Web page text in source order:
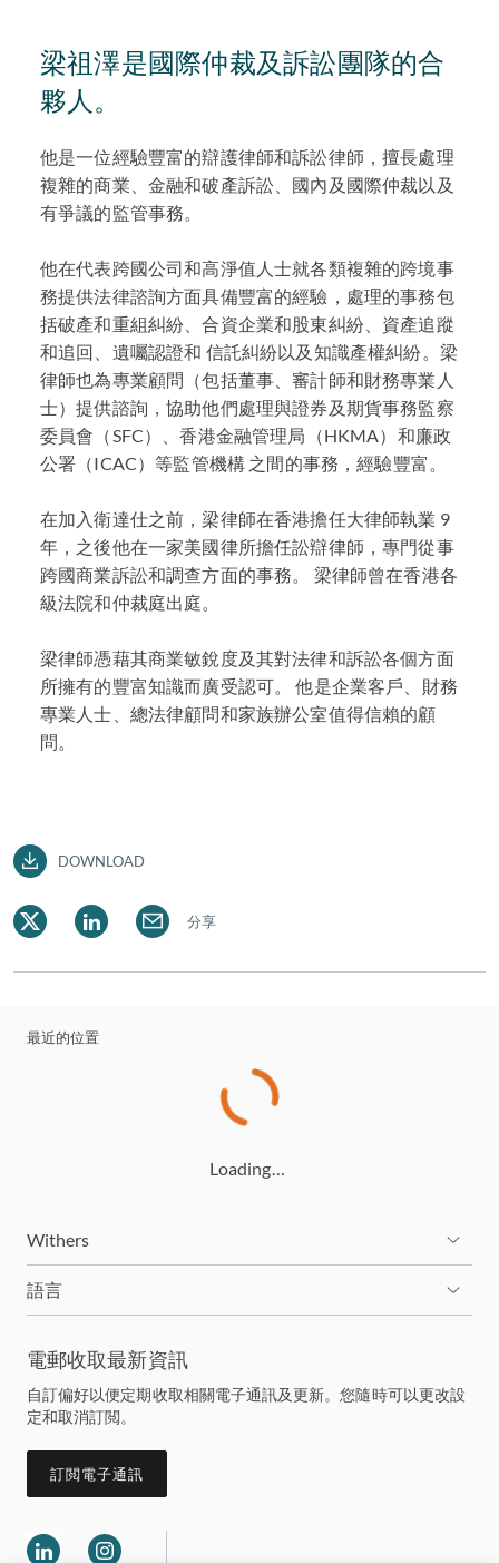
梁祖澤是國際仲裁及訴訟團隊的合
夥人。
他是一位經驗豐富的辯護律師和訴訟律師，擅長處理
複雜的商業、金融和破產訴訟、國內及國際仲裁以及
有爭議的監管事務。
他在代表跨國公司和高淨值人士就各類複雜的跨境事
務提供法律諮詢方面具備豐富的經驗，處理的事務包
括破產和重組糾紛、合資企業和股東糾紛、資產追蹤
和追回、遺囑認證和 信託糾紛以及知識產權糾紛。梁
律師也為專業顧問（包括董事、審計師和財務專業人
士）提供諮詢，協助他們處理與證券及期貨事務監察
委員會（SFC）、香港金融管理局（HKMA）和廉政
公署（ICAC）等監管機構 之間的事務，經驗豐富。
在加入衛達仕之前，梁律師在香港擔任大律師執業 9
年，之後他在一家美國律所擔任訟辯律師，專門從事
跨國商業訴訟和調查方面的事務。 梁律師曾在香港各
級法院和仲裁庭出庭。
梁律師憑藉其商業敏銳度及其對法律和訴訟各個方面
所擁有的豐富知識而廣受認可。 他是企業客戶、財務
專業人士、總法律顧問和家族辦公室值得信賴的顧
問。
DOWNLOAD
分享
最近的位置
Loading…
Withers
語言
電郵收取最新資訊
自訂偏好以便定期收取相關電子通訊及更新。您隨時可以更改設
定和取消訂閲。
訂閲電子通訊